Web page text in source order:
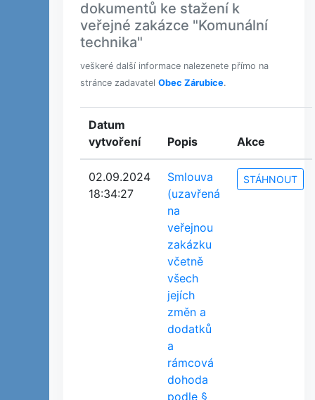
dokumentů ke stažení k
veřejné zakázce "Komunální
technika"
veškeré další informace nalezenete přímo na
stránce zadavatel Obec Zárubice.
Datum
vytvoření
Popis Akce
02.09.2024
18:34:27
Smlouva
(uzavřená
na
veřejnou
zakázku
včetně
všech
jejích
změn a
dodatků
a
rámcová
dohoda
podle §
STÁHNOUT